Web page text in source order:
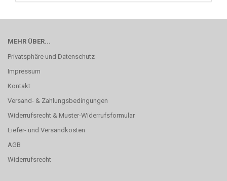
MEHR ÜBER...
Privatsphäre und Datenschutz
Impressum
Kontakt
Versand- & Zahlungsbedingungen
Widerrufsrecht & Muster-Widerrufsformular
Liefer- und Versandkosten
AGB
Widerrufsrecht